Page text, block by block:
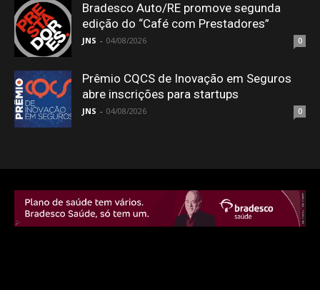
Bradesco Auto/RE promove segunda
edição do “Café com Prestadores”
JNS - 04/08/2026 0
Prêmio CQCS de Inovação em Seguros
abre inscrições para startups
JNS - 04/08/2026 0